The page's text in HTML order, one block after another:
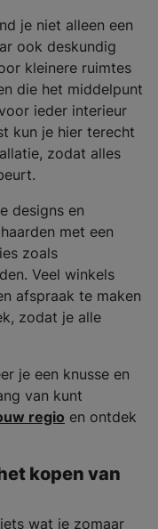
je niet alleen een
ook deskundig
kleinere ruimtes
die het middelpunt
ieder interieur
kun je hier terecht
zodat alles
designs en
met een
zoals
Veel winkels
afspraak te maken
zodat je alle
je een knusse en
van kunt
regio en ontdek
kopen van
wat je zomaar